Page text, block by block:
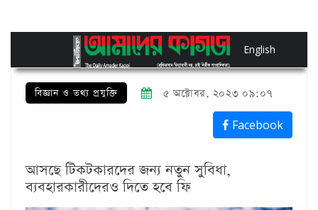
English
বিজ্ঞান ও তথ্য প্রযুক্তি ৫ অক্টোবর, ২০২৩ ০৯:০৭
Facebook
আসছে টিকটকারদের জন্য নতুন সুবিধা,
ব্যবহারকারীদেরও দিতে হবে ফি